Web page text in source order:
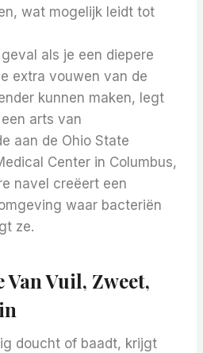
wat mogelijk leidt tot
als je een diepere
extra vouwen van de
kunnen maken, legt
een arts van
aan de Ohio State
Center in Columbus,
navel creëert een
waar bacteriën
ze.
Vuil, Zweet,
doucht of baadt, krijgt